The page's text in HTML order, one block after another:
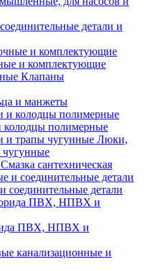
детали и
и комплектующие
Клапаны
и манжеты
полимерные
Люки,
Смазка сантехническая
соединительные детали
ПВХ, НПВХ и